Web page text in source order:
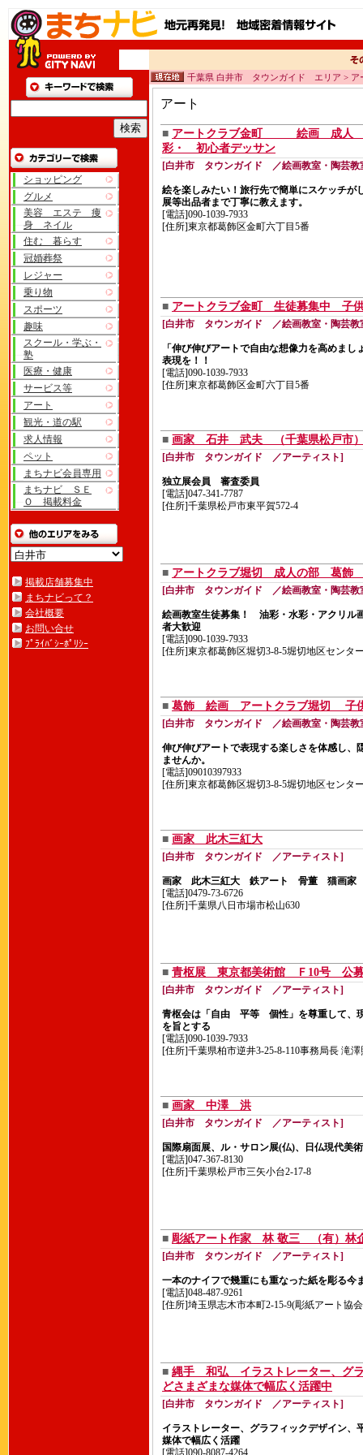
ショッピング
グルメ
美容 エステ 痩
身 ネイル
住む 暮らす
冠婚葬祭
レジャー
乗り物
スポーツ
趣味
スクール・学ぶ・
塾
医療・健康
サービス等
アート
観光・道の駅
求人情報
ペット
まちナビ会員専用
まちナビ ＳＥ
Ｏ 掲載料金
掲載店舗募集中
まちナビって？
会社概要
お問い合せ
ﾌﾟﾗｲﾊﾞｼｰﾎﾟﾘｼｰ
千葉県 白井市 タウンガイド エリア > ア
アート
■ アートクラブ金町 絵画 成
彩・ 初心者デッサン
[白井市 タウンガイド ／絵画教室・陶芸教
絵を楽しみたい！旅行先で簡単にスケッチ
展等出品者まで丁寧に教えます。
[電話]090-1039-7933
[住所]東京都葛飾区金町六丁目5番
■ アートクラブ金町 生徒募集中
[白井市 タウンガイド ／絵画教室・陶芸教
「伸び伸びアートで自由な想像力を高めま
表現を！！
[電話]090-1039-7933
[住所]東京都葛飾区金町六丁目5番
■ 画家 石井 武夫 （千葉県松戸市
[白井市 タウンガイド ／アーティスト]
独立展会員 審査委員
[電話]047-341-7787
[住所]千葉県松戸市東平賀572-4
■ アートクラブ堀切 成人の部
[白井市 タウンガイド ／絵画教室・陶芸教
絵画教室生徒募集！ 油彩・水彩・アクリル
者大歓迎
[電話]090-1039-7933
[住所]東京都葛飾区堀切3-8-5堀切地区センタ
■ 葛飾 絵画 アートクラブ堀切
[白井市 タウンガイド ／絵画教室・陶芸教
伸び伸びアートで表現する楽しさを体感し、
ませんか。
[電話]09010397933
[住所]東京都葛飾区堀切3-8-5堀切地区センタ
■ 画家 此木三紅大
[白井市 タウンガイド ／アーティスト]
画家 此木三紅大 鉄アート 骨董 猫画家
[電話]0479-73-6726
[住所]千葉県八日市場市松山630
■ 青枢展 東京都美術館 Ｆ10号 公
[白井市 タウンガイド ／アーティスト]
青枢会は「自由 平等 個性」を尊重して、
を旨とする
[電話]090-1039-7933
[住所]千葉県柏市逆井3-25-8-110事務局長 滝澤
■ 画家 中澤 洪
[白井市 タウンガイド ／アーティスト]
国際扇面展、ル・サロン展(仏)、日仏現代美
[電話]047-367-8130
[住所]千葉県松戸市三矢小台2-17-8
■ 彫紙アート作家 林 敬三 （有）林
[白井市 タウンガイド ／アーティスト]
一本のナイフで幾重にも重なった紙を彫る今
[電話]048-487-9261
[住所]埼玉県志木市本町2-15-9(彫紙アート協
■ 縄手 和弘 イラストレーター、グラ
どさまざまな媒体で幅広く活躍中
[白井市 タウンガイド ／アーティスト]
イラストレーター、グラフィックデザイン、
媒体で幅広く活躍
[電話]090-8087-4264